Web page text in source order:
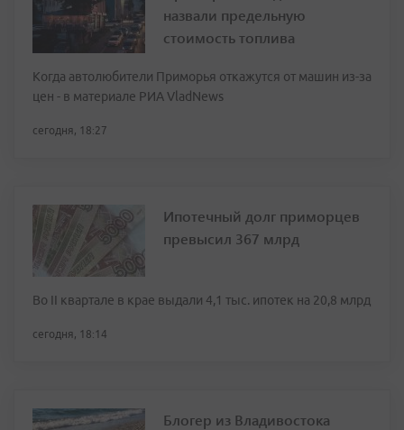
назвали предельную
стоимость топлива
Когда автолюбители Приморья откажутся от машин из-за
цен - в материале РИА VladNews
сегодня, 18:27
Ипотечный долг приморцев
превысил 367 млрд
Во II квартале в крае выдали 4,1 тыс. ипотек на 20,8 млрд
сегодня, 18:14
Блогер из Владивостока